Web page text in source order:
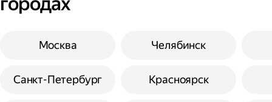
Москва
Санкт-Петербург
Челябинск
Красноярск